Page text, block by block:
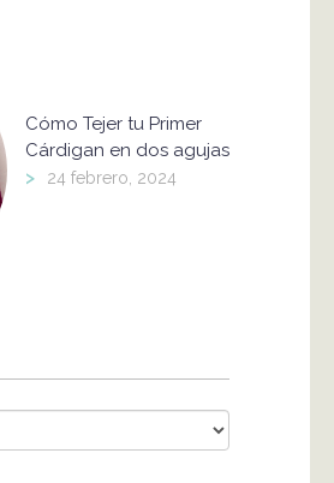
Cómo Tejer tu Primer
Cárdigan en dos agujas
> 24 febrero, 2024